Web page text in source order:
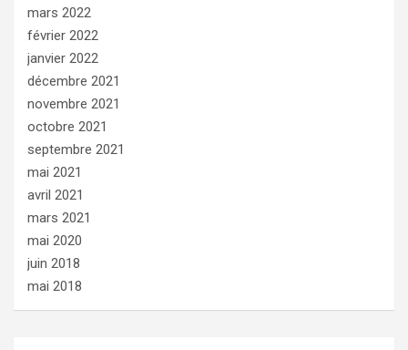
mars 2022
février 2022
janvier 2022
décembre 2021
novembre 2021
octobre 2021
septembre 2021
mai 2021
avril 2021
mars 2021
mai 2020
juin 2018
mai 2018